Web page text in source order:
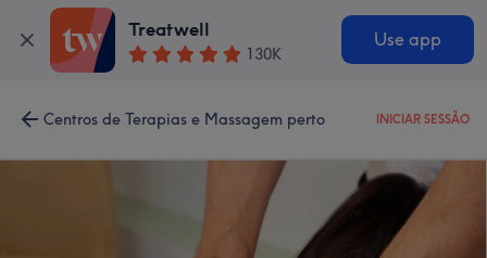
Treatwell
130K
Use app
Centros de Terapias e Massagem perto INICIAR SESSÃO